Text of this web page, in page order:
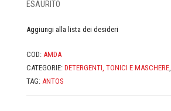
FABY
ESAURITO
Aggiungi alla lista dei desideri
COD: AMDA
CATEGORIE: DETERGENTI, TONICI E MASCHERE,
TAG: ANTOS